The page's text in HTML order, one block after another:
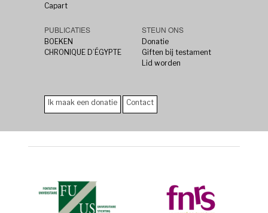
Capart
PUBLICATIES
BOEKEN
CHRONIQUE D’ÉGYPTE
STEUN ONS
Donatie
Giften bij testament
Lid worden
Ik maak een donatie Contact